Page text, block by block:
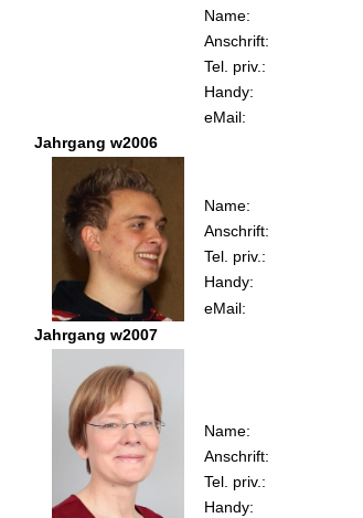
Name:
Anschrift:
Tel. priv.:
Handy:
eMail:
Jahrgang w2006
Name:
Anschrift:
Tel. priv.:
Handy:
eMail:
Jahrgang w2007
Name:
Anschrift:
Tel. priv.:
Handy: